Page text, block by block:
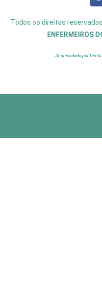
Todos os direitos
ENFERMEIROS
Desenvolvido por